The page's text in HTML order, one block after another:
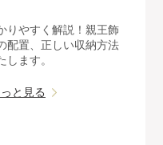
りやすく解説！親王飾
配置、正しい収納方法
します。
と見る